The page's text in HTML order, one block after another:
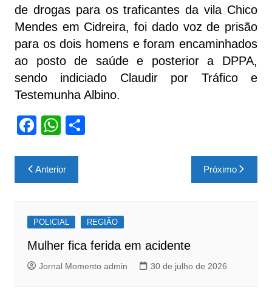
de drogas para os traficantes da vila Chico
Mendes em Cidreira, foi dado voz de prisão
para os dois homens e foram encaminhados
ao posto de saúde e posterior a DPPA,
sendo indiciado Claudir por Tráfico e
Testemunha Albino.
F
c
e
o
o
k
W
at
s
p
p
S
Navegação
de
Anterior Próximo
POLICIAL REGIÃO
Mulher fica ferida em acidente
Jornal Momento admin 30 de julho de 2026